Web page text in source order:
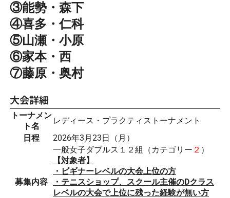
③能勢・森下
④喜多・仁科
⑤山瀬・小原
⑥家本・西
⑦藤原・奥村
大会詳細
トーナメン
ト名
レディース・プラクティストーナメント
日程
2026年3月23日（月）
募集内容
一般女子ダブルス１２組（カテゴリー ２ ）
【対象者】
・ビギナーレベルの大会上位の方
・テニスショップ、スクール主催のDクラス
レベルの大会で上位に残った経験が無い方